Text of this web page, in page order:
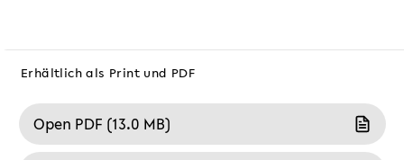
Erhältlich als Print und PDF
Open PDF (13.0 MB)